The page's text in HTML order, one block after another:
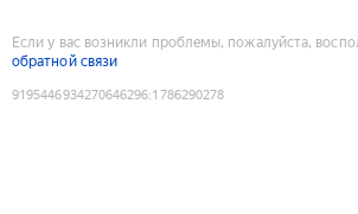
Если у вас возникли проблемы, пожалуйста,
обратной связи
9195446934270646296:1786290278